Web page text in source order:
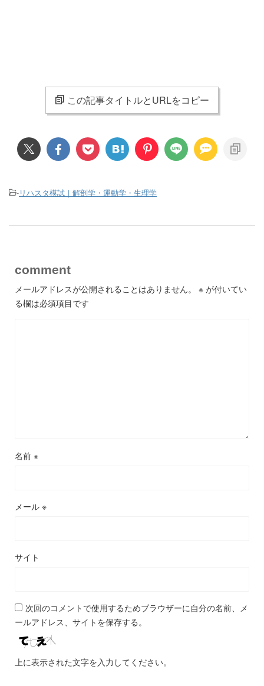
この記事タイトルとURLをコピー
-リハスタ模試｜解剖学・運動学・生理学
comment
メールアドレスが公開されることはありません。 ※ が付いてい
る欄は必須項目です
名前 ※
メール ※
サイト
次回のコメントで使用するためブラウザーに自分の名前、メ
ールアドレス、サイトを保存する。
上に表示された文字を入力してください。